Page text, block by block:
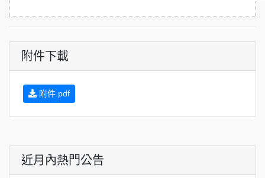
附件下載
附件.pdf
近月內熱門公告